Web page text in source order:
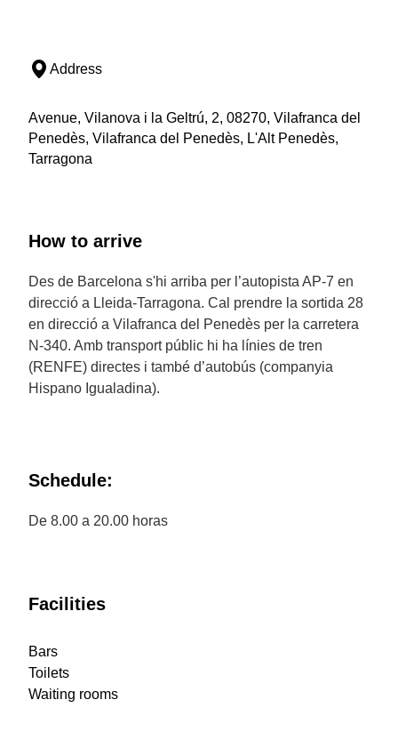
Address
Avenue, Vilanova i la Geltrú, 2, 08270, Vilafranca del
Penedès, Vilafranca del Penedès, L'Alt Penedès,
Tarragona
How to arrive
Des de Barcelona s'hi arriba per l’autopista AP-7 en
direcció a Lleida-Tarragona. Cal prendre la sortida 28
en direcció a Vilafranca del Penedès per la carretera
N-340. Amb transport públic hi ha línies de tren
(RENFE) directes i també d’autobús (companyia
Hispano Igualadina).
Schedule:
De 8.00 a 20.00 horas
Facilities
Bars
Toilets
Waiting rooms